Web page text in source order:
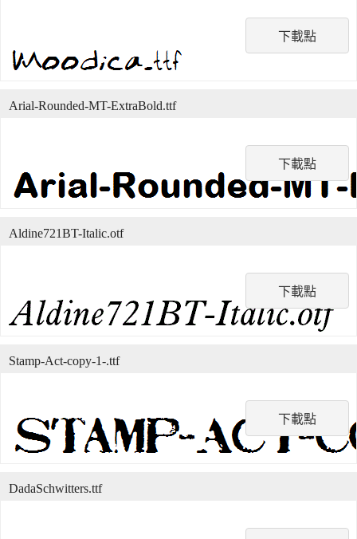
下載點
下載點
Arial-Rounded-MT-ExtraBold.ttf
下載點
Aldine721BT-Italic.otf
下載點
Stamp-Act-copy-1-.ttf
DadaSchwitters.ttf